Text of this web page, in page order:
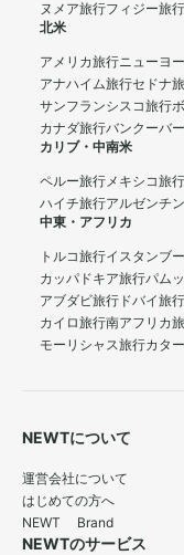
ヌメア旅行フィジー旅行
北米
アメリカ旅行ニューヨ
アナハイム旅行セドナ
サンフランシスコ旅行
カナダ旅行バンクーバ
カリブ・中南米
ペルー旅行メキシコ旅行
ハイチ旅行アルゼンチ
中東・アフリカ
トルコ旅行イスタンブ
カッパドキア旅行パム
アブダビ旅行 ドバイ旅行
カイロ旅行南アフリカ
モーリシャス旅行カタ
NEWTについて
運営会社について
はじめての方へ
NEWT Brand
NEWTのサービス